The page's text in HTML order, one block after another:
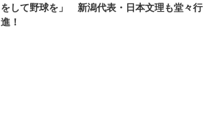
をして野球を」 新潟代表・日本文理も堂々行
進！